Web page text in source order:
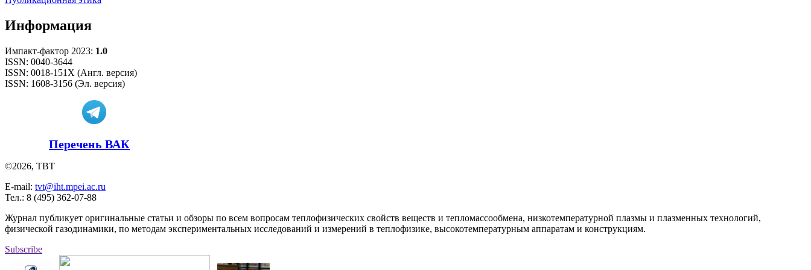
Информация
Импакт-фактор 2023: 1.0
ISSN: 0040-3644
ISSN: 0018-151X (Англ. версия)
ISSN: 1608-3156 (Эл. версия)
Перечень ВАК
©2026, ТВТ
E-mail: tvt@iht.mpei.ac.ru
Тел.: 8 (495) 362-07-88
Журнал публикует оригинальные статьи и обзоры по всем вопросам теплофизических свойств веществ и тепломассообмена, низкотемпературной плазмы и плазменных технологий,
физической газодинамики, по методам экспериментальных исследований и измерений в теплофизике, высокотемпературным аппаратам и конструкциям.
Subscribe